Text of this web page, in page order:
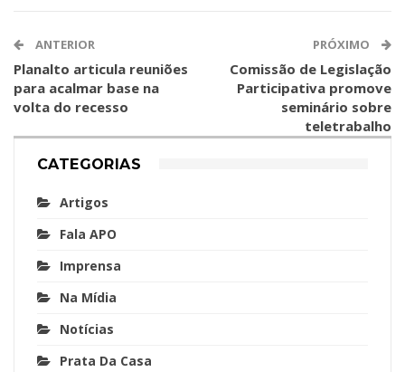
ANTERIOR
Planalto articula reuniões
para acalmar base na
volta do recesso
PRÓXIMO
Comissão de Legislação
Participativa promove
seminário sobre
teletrabalho
CATEGORIAS
Artigos
Fala APO
Imprensa
Na Mídia
Notícias
Prata Da Casa